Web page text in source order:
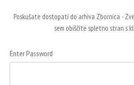
Poskušate dostopati do arhiva Zbornica -
sem obiščite spletno stran s
Enter Password